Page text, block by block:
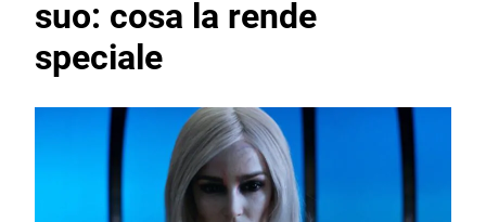
suo: cosa la rende
speciale